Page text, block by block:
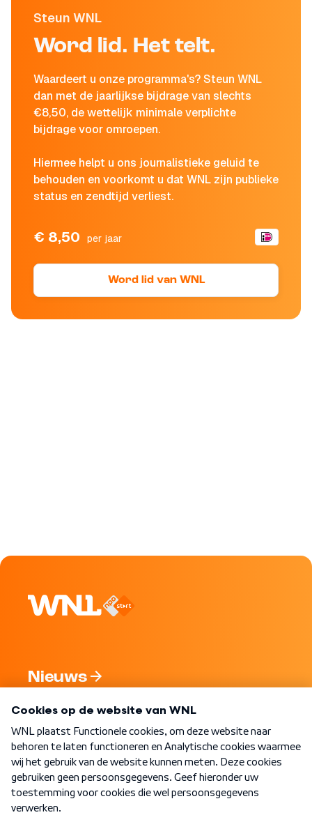
Steun WNL
Word lid. Het telt.
Waardeert u onze programma's? Steun WNL
dan met de jaarlijkse bijdrage van slechts
€8,50, de wettelijk minimale verplichte
bijdrage voor omroepen.
Hiermee helpt u ons journalistieke geluid te
behouden en voorkomt u dat WNL zijn publieke
status en zendtijd verliest.
€ 8,50 per jaar
Word lid van WNL
Nieuws
Nieuwsbrief
Word Lid